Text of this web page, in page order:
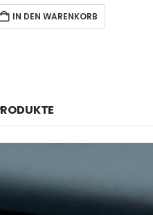
IN DEN WARENKORB